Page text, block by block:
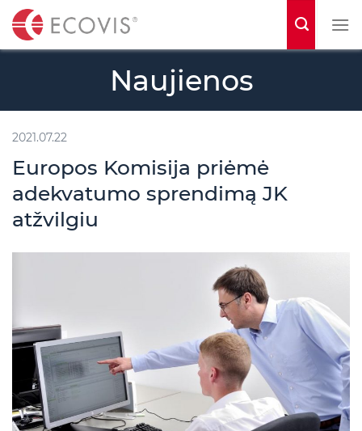
t
Naujienos
2021.07.22
Europos Komisija priėmė
adekvatumo sprendimą JK
atžvilgiu